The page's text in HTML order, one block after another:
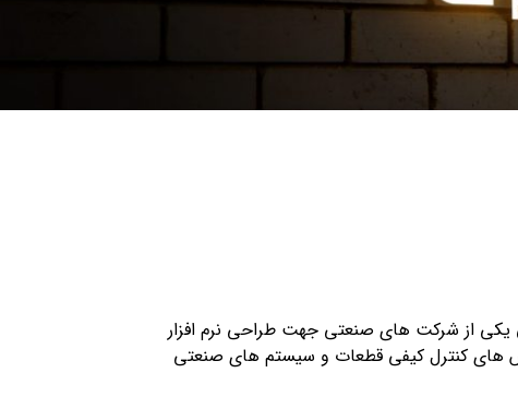
یکی از شرکت های صنعتی جهت طراحی نرم افزار
های کنترل کیفی قطعات و سیستم های صنعتی